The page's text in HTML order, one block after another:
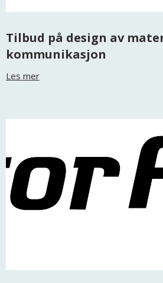
Tilbud på design av
kommunikasjon
Les mer